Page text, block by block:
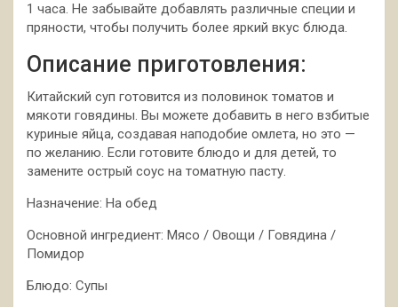
1 часа. Не забывайте добавлять различные специи и
пряности, чтобы получить более яркий вкус блюда.
Описание приготовления:
Китайский суп готовится из половинок томатов и
мякоти говядины. Вы можете добавить в него взбитые
куриные яйца, создавая наподобие омлета, но это —
по желанию. Если готовите блюдо и для детей, то
замените острый соус на томатную пасту.
Назначение: На обед
Основной ингредиент: Мясо / Овощи / Говядина /
Помидор
Блюдо: Супы